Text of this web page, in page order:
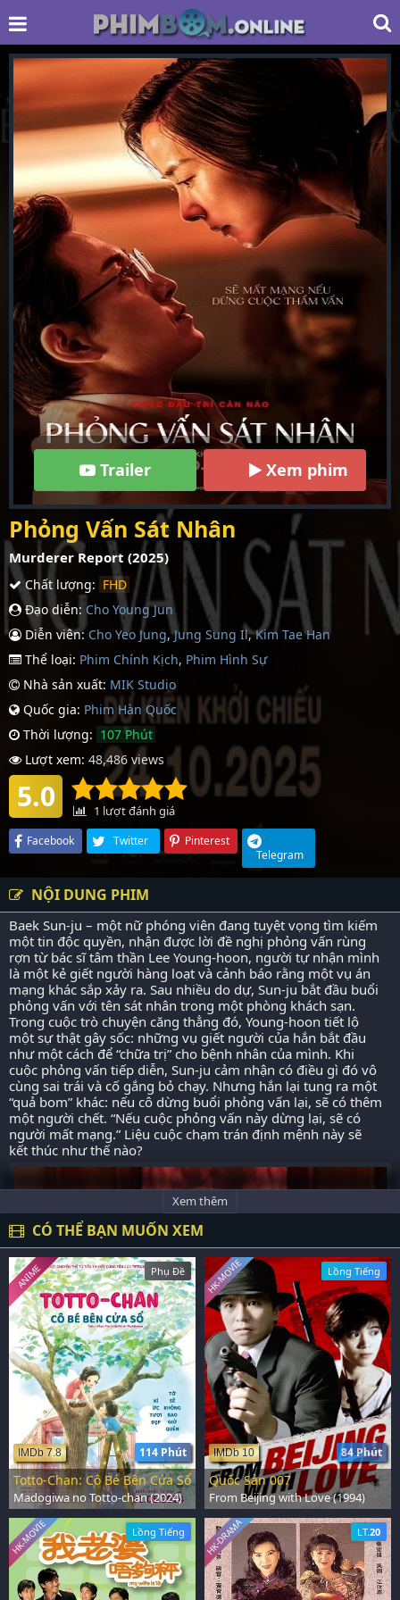
Trailer Xem phim
Phỏng Vấn Sát Nhân
Murderer Report (2025)
Chất lượng: FHD
Đạo diễn: Cho Young Jun
Diễn viên: Cho Yeo Jung,Jung Sung Il,Kim Tae Han
Thể loại: Phim Chính Kịch, Phim Hình Sự
Nhà sản xuất: MIK Studio
Quốc gia: Phim Hàn Quốc
Thời lượng: 107 Phút
Lượt xem: 48,486 views
5.0 1 lượt đánh giá
Facebook Twitter
Pinterest
Telegram
NỘI DUNG PHIM
Baek Sun-ju – một nữ phóng viên đang tuyệt vọng tìm kiếm
một tin độc quyền, nhận được lời đề nghị phỏng vấn rùng
rợn từ bác sĩ tâm thần Lee Young-hoon, người tự nhận mình
là một kẻ giết người hàng loạt và cảnh báo rằng một vụ án
mạng khác sắp xảy ra. Sau nhiều do dự, Sun-ju bắt đầu buổi
phỏng vấn với tên sát nhân trong một phòng khách sạn.
Trong cuộc trò chuyện căng thẳng đó, Young-hoon tiết lộ
một sự thật gây sốc: những vụ giết người của hắn bắt đầu
như một cách để “chữa trị” cho bệnh nhân của mình. Khi
cuộc phỏng vấn tiếp diễn, Sun-ju cảm nhận có điều gì đó vô
cùng sai trái và cố gắng bỏ chạy. Nhưng hắn lại tung ra một
“quả bom” khác: nếu cô dừng buổi phỏng vấn lại, sẽ có thêm
một người chết. “Nếu cuộc phỏng vấn này dừng lại, sẽ có
người mất mạng.” Liệu cuộc chạm trán định mệnh này sẽ
kết thúc như thế nào?
Xem thêm
CÓ THỂ BẠN MUỐN XEM
Phụ Đề
114 Phút
IMDb 7.8
ANIME
Totto-Chan: Cô Bé Bên Cửa Sổ
Madogiwa no Totto-chan (2024)
Lồng Tiếng
84 Phút
IMDb 10
HK-MOVIE
Quốc Sản 007
From Beijing with Love (1994)
Lồng Tiếng
HK-MOVIE LT.20
HK-DRAMA